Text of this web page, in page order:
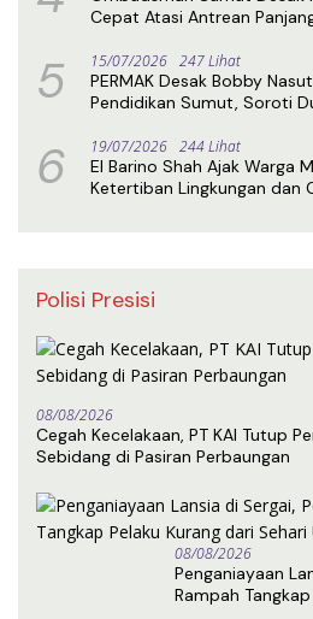
Cepat Atasi Antrean
5 15/07/2026 247 Lihat
PERMAK Desak Bobby
Pendidikan Sumut, Soroti
6 19/07/2026 244 Lihat
El Barino Shah Ajak Warga
Ketertiban Lingkungan dan
Polisi Presisi
08/08/2026
Cegah Kecelakaan, PT KAI Tutup
Sebidang di Pasiran Perbaungan
08/08/2026
Penganiayaan
Rampah